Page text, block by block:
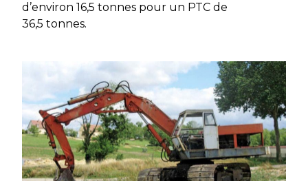
d’environ 16,5 tonnes pour un PTC de
36,5 tonnes.